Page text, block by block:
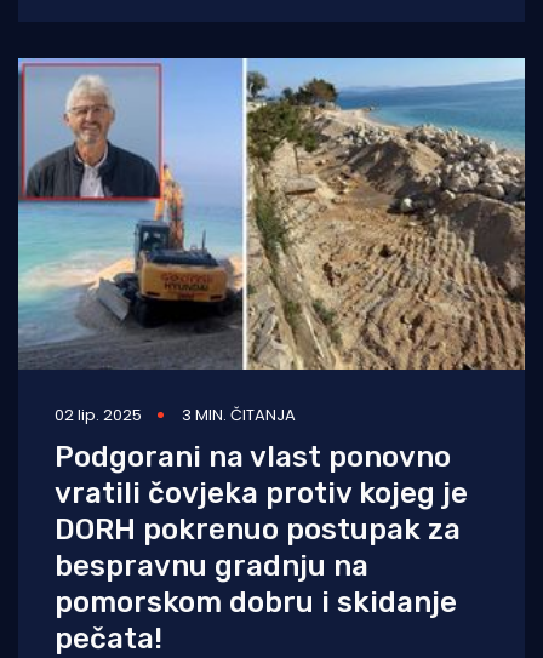
02 lip. 2025 3 MIN. ČITANJA
Podgorani na vlast ponovno
vratili čovjeka protiv kojeg je
DORH pokrenuo postupak za
bespravnu gradnju na
pomorskom dobru i skidanje
pečata!